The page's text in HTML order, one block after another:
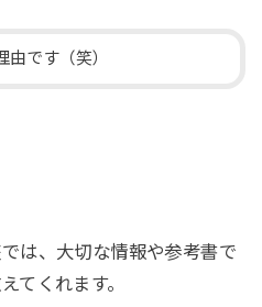
由です（笑）
は、大切な情報や参考書で
てくれます。